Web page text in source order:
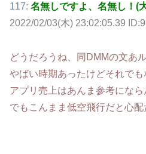
117: 名無しですよ、名無し！(
2022/02/03(木) 23:02:05.39
どうだろうね、同DMMの文あ
やばい時期あったけどそれでも
アプリ売上はあんま参考になら
でもこんまま低空飛行だと心配